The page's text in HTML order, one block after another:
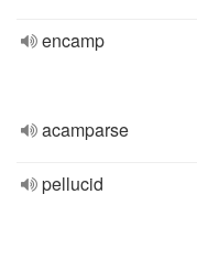
encamp
acamparse
pellucid